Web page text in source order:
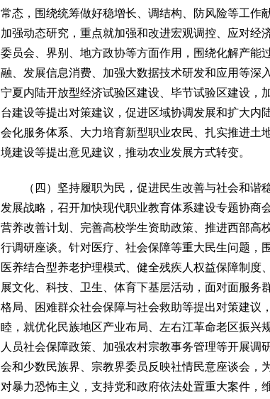
常态，围绕统筹做好稳增长、调结构、防风险等工作
加强动态研究，重点就加强和改进宏观调控、应对经
委员会、界别、地方政协等方面作用，围绕化解产能
融、发展信息消费、加强大数据技术研发和应用等深
宁夏内陆开放型经济试验区建设、毕节试验区建设，
台建设等提出对策建议，促进区域协调发展和扩大内
会化服务体系、大力培育新型职业农民、扎实推进土
境建设等提出意见建议，推动农业发展方式转变。
（四）坚持履职为民，促进民生改善与社会和谐
发展战略，召开加快现代职业教育体系建设专题协商
营养改善计划、完善高校学生资助政策、推进西部高
行调研座谈。针对医疗、社会保障等重大民生问题，
医养结合型养老护理模式、健全残疾人权益保障制
展文化、科技、卫生、体育下基层活动，面对面服
格局、困难群众社会保障与社会救助等提出对策建议
睦，就优化民族地区产业布局、左右江革命老区振兴
人员社会保障政策、加强农村宗教事务管理等开展调
会和少数民族界、宗教界委员反映社情民意座谈会，
对暴力恐怖主义，支持党和政府依法处置重大案件，